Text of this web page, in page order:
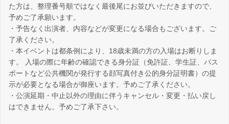
た方は、整理番号順ではなく最後尾にお並びいただきますので、
予めご了承願います。
・予告なく出演者、内容などが変更になる場合もございます。ご
了承ください。
・本イベントは都条例により、18歳未満の方の入場はお断りしま
す。 入場の際に年齢の確認できる身分証（免許証、学生証、パス
ポートなど公共機関が発行する顔写真付き公的身分証明書）の提
示が必要となる場合が御座います。予めご了承ください。
・公演延期・中止以外の理由に伴うキャンセル・変更・払い戻し
はできません。予めご了承下さい。